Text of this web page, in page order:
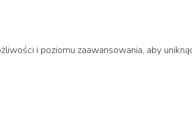
i poziomu zaawansowania, aby